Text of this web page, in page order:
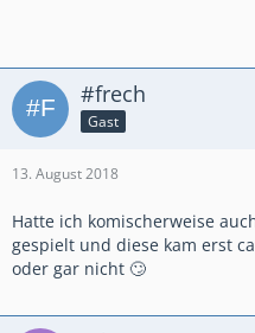
#frech
Gast
13. August 2018
Hatte ich komischerweise
gespielt und diese kam erst
oder gar nicht 🙄